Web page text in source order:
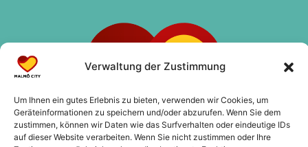
Verwaltung der Zustimmung
Um Ihnen ein gutes Erlebnis zu bieten, verwenden wir Cookies, um
Geräteinformationen zu speichern und/oder abzurufen. Wenn Sie dem
zustimmen, können wir Daten wie das Surfverhalten oder eindeutige IDs
auf dieser Website verarbeiten. Wenn Sie nicht zustimmen oder Ihre